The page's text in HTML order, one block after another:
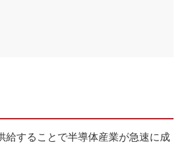
給することで半導体産業が急速に成